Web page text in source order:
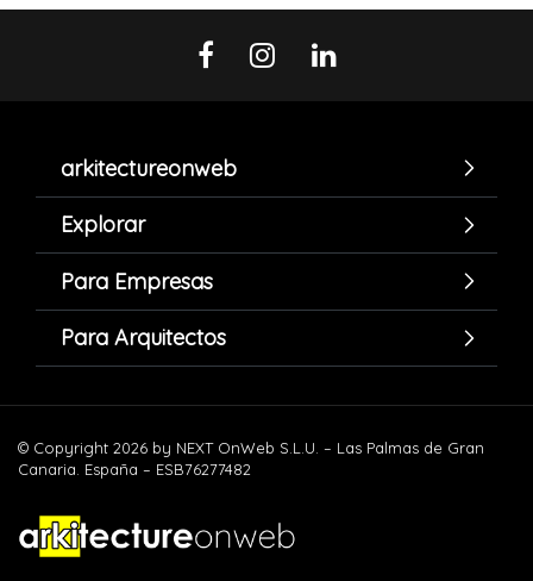
arkitectureonweb
Explorar
Para Empresas
Para Arquitectos
© Copyright 2026 by NEXT OnWeb S.L.U. – Las Palmas de Gran
Canaria. España – ESB76277482